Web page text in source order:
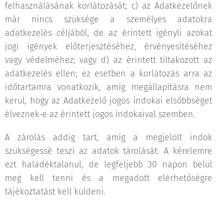
felhasználásának korlátozását; c) az Adatkezelőnek
már nincs szüksége a személyes adatokra
adatkezelés céljából, de az érintett igényli azokat
jogi igények előterjesztéséhez, érvényesítéséhez
vagy védelméhez; vagy d) az érintett tiltakozott az
adatkezelés ellen; ez esetben a korlátozás arra az
időtartamra vonatkozik, amíg megállapításra nem
kerül, hogy az Adatkezelő jogos indokai elsőbbséget
élveznek-e az érintett jogos indokaival szemben.
A zárolás addig tart, amíg a megjelölt indok
szükségessé teszi az adatok tárolását. A kérelemre
ezt haladéktalanul, de legfeljebb 30 napon belül
meg kell tenni és a megadott elérhetőségre
tájékoztatást kell küldeni.